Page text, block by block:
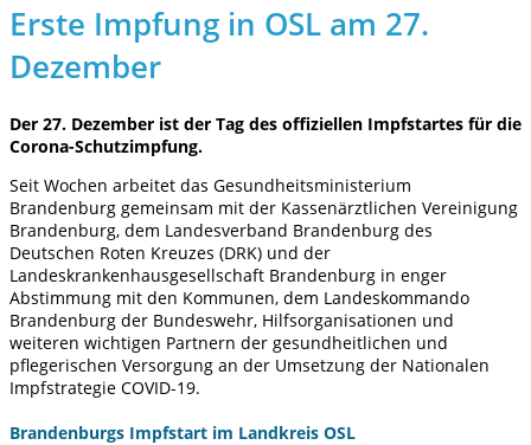
Erste Impfung in OSL am 27.
Dezember
Der 27. Dezember ist der Tag des offiziellen Impfstartes für die
Corona-Schutzimpfung.
Seit Wochen arbeitet das Gesundheitsministerium
Brandenburg gemeinsam mit der Kassenärztlichen Vereinigung
Brandenburg, dem Landesverband Brandenburg des
Deutschen Roten Kreuzes (DRK) und der
Landeskrankenhausgesellschaft Brandenburg in enger
Abstimmung mit den Kommunen, dem Landeskommando
Brandenburg der Bundeswehr, Hilfsorganisationen und
weiteren wichtigen Partnern der gesundheitlichen und
pflegerischen Versorgung an der Umsetzung der Nationalen
Impfstrategie COVID-19.
Brandenburgs Impfstart im Landkreis OSL